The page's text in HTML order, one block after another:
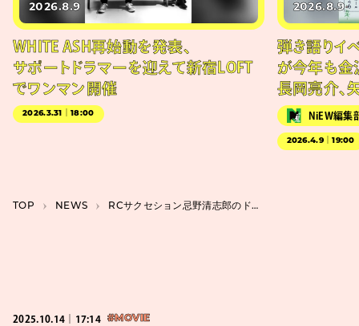
2026.8.9
WHITE ASH再始動を発表、
サポートドラマーを迎えて新宿LOFT
でワンマン開催
2026.3.31｜18:00
2026.8.9
弾き語りイ
が今年も金
長岡亮介、
NiEW編集
2026.4.9｜19:00
TOP NEWS RCサクセション忌野清志郎のドキュメンタリー映画が制作決定。2026年秋公開予定
2025.10.14｜17:14 #MOVIE